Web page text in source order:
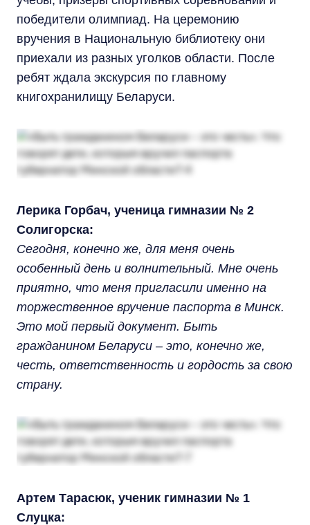
победители олимпиад. На церемонию
вручения в Национальную библиотеку они
приехали из разных уголков области. После
ребят ждала экскурсия по главному
книгохранилищу Беларуси.
Лерика Горбач, ученица гимназии № 2
Солигорска:
Сегодня, конечно же, для меня очень
особенный день и волнительный. Мне очень
приятно, что меня пригласили именно на
торжественное вручение паспорта в Минск.
Это мой первый документ. Быть
гражданином Беларуси – это, конечно же,
честь, ответственность и гордость за свою
страну.
Артем Тарасюк, ученик гимназии № 1
Слуцка: